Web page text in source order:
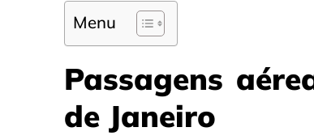
Menu
Passagens
de Janeiro